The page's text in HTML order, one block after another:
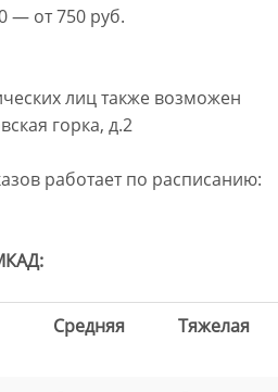
от 750 руб.
лиц также возможен
горка, д.2
работает по расписанию:
Средняя Тяжелая